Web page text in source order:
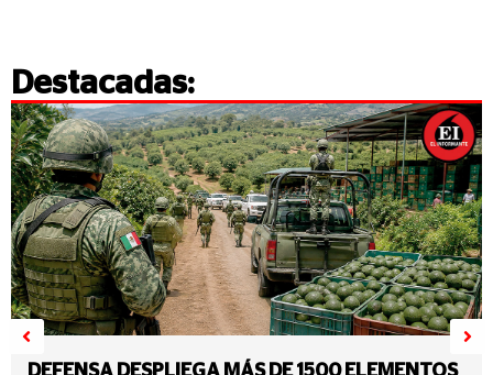
Destacadas: